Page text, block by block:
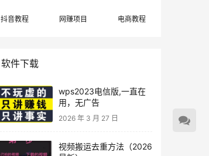
抖音教程 网赚项目 电商教程
软件下载
wps2023电信版,一直在
用，无广告
2026 年 3 月 27 日
视频搬运去重方法（2026